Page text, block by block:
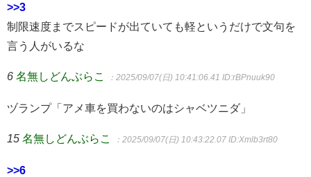
>>3
制限速度までスピードが出ていても軽というだけで文句を
言う人がいるな
6 名無しどんぶらこ ：2025/09/07(日) 10:41:06.41 ID:rBPnuuk90
ヅランプ「アメ車を買わないのはシャベツニダ」
15 名無しどんぶらこ ：2025/09/07(日) 10:43:22.07 ID:Xmlb3rt80
>>6